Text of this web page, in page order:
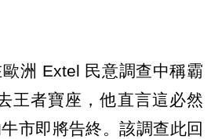
洲 Extel 民意調查中稱霸
王者寶座，他直言這必然
市即將告終。該調查此回